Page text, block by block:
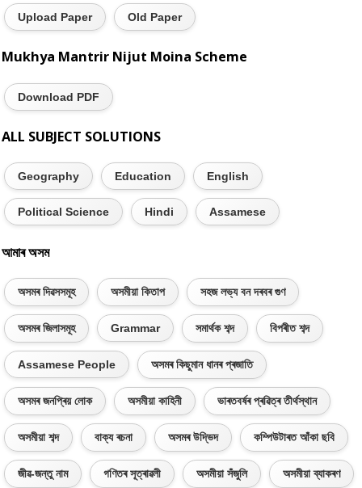
Upload Paper Old Paper
Mukhya Mantrir Nijut Moina Scheme
Download PDF
ALL SUBJECT SOLUTIONS
Geography Education English
Political Science Hindi Assamese
আমাৰ অসম
অসমৰ দিৱসসমূহ অসমীয়া কিতাপ সহজ লভ্য বন দৰবৰ গুণ
অসমৰ জিলাসমূহ Grammar সমাৰ্থক শব্দ বিপৰীত শব্দ
Assamese People অসমৰ কিছুমান ধানৰ প্ৰজাতি
অসমৰ জনপ্ৰিয় লোক অসমীয়া কাহিনী ভাৰতবৰ্ষৰ প্ৰৱিত্ৰ তীৰ্থস্থান
অসমীয়া শব্দ বাক্য ৰচনা অসমৰ উদ্ভিদ কম্পিউটাৰত আঁকা ছবি
জীৱ-জন্তু নাম গণিতৰ সূত্ৰাৱলী অসমীয়া সঁজুলি অসমীয়া ব্যাকৰণ